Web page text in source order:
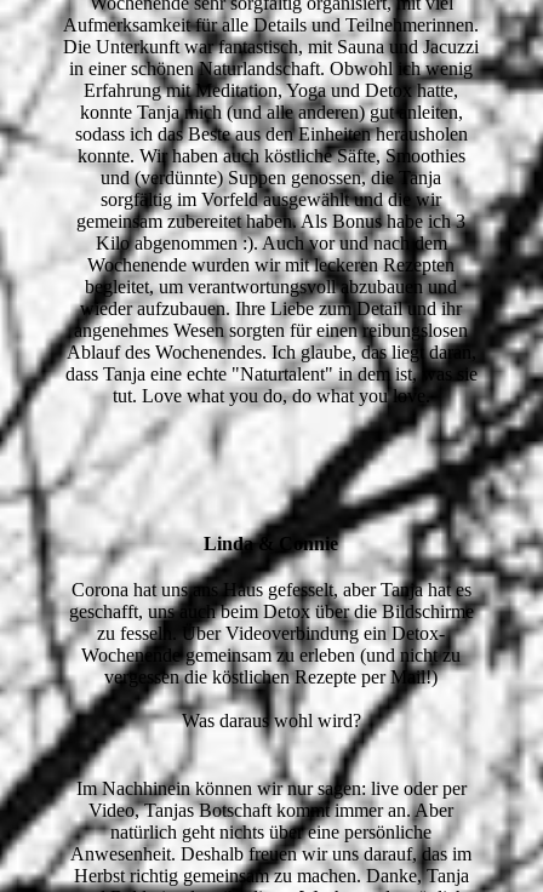
Aufmerksamkeit für alle Details und Teilnehmerinnen.
Die Unterkunft war fantastisch, mit Sauna und Jacuzzi
in einer schönen Naturlandschaft. Obwohl ich wenig
Erfahrung mit Meditation, Yoga und Detox hatte,
konnte Tanja mich (und alle anderen) gut anleiten,
sodass ich das Beste aus den Einheiten herausholen
konnte. Wir haben auch köstliche Säfte, Smoothies
und (verdünnte) Suppen genossen, die Tanja
sorgfältig im Vorfeld ausgewählt und die wir
gemeinsam zubereitet haben. Als Bonus habe ich 3
Kilo abgenommen :). Auch vor und nach dem
Wochenende wurden wir mit leckeren Rezepten
begleitet, um verantwortungsvoll abzubauen und
wieder aufzubauen. Ihre Liebe zum Detail und ihr
angenehmes Wesen sorgten für einen reibungslosen
Ablauf des Wochenendes. Ich glaube, das liegt daran,
dass Tanja eine echte "Naturtalent" in dem ist, was sie
tut. Love what you do, do what you love.
Linda & Connie
Corona hat uns ans Haus gefesselt, aber Tanja hat es
geschafft, uns auch beim Detox über die Bildschirme
zu fesseln. Über Videoverbindung ein Detox-
Wochenende gemeinsam zu erleben (und nicht zu
vergessen die köstlichen Rezepte per Mail!)
Was daraus wohl wird?
Im Nachhinein können wir nur sagen: live oder per
Video, Tanjas Botschaft kommt immer an. Aber
natürlich geht nichts über eine persönliche
Anwesenheit. Deshalb freuen wir uns darauf, das im
Herbst richtig gemeinsam zu machen. Danke, Tanja